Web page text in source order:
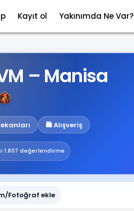
Kayıt ol Yakınımda Ne Var?
– Manisa
🛍️ Alışveriş
1.807 değerlendirme
Fotoğraf ekle